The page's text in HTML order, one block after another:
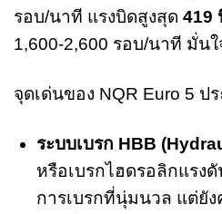
รอบ/นาที แรงบิดสูงสุด 419
1,600-2,600 รอบ/นาที มั่น
จุดเด่นของ NQR Euro 5 ป
ระบบเบรก HBB
หรือเบรกไฮดรอลิกแรง
การเบรกที่นุ่มนวล แต่ยั